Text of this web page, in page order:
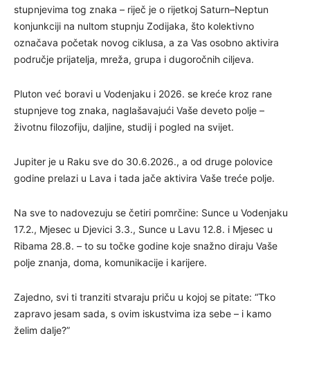
stupnjevima tog znaka – riječ je o rijetkoj Saturn–Neptun
konjunkciji na nultom stupnju Zodijaka, što kolektivno
označava početak novog ciklusa, a za Vas osobno aktivira
područje prijatelja, mreža, grupa i dugoročnih ciljeva.
Pluton već boravi u Vodenjaku i 2026. se kreće kroz rane
stupnjeve tog znaka, naglašavajući Vaše deveto polje –
životnu filozofiju, daljine, studij i pogled na svijet.
Jupiter je u Raku sve do 30.6.2026., a od druge polovice
godine prelazi u Lava i tada jače aktivira Vaše treće polje.
Na sve to nadovezuju se četiri pomrčine: Sunce u Vodenjaku
17.2., Mjesec u Djevici 3.3., Sunce u Lavu 12.8. i Mjesec u
Ribama 28.8. – to su točke godine koje snažno diraju Vaše
polje znanja, doma, komunikacije i karijere.
Zajedno, svi ti tranziti stvaraju priču u kojoj se pitate: “Tko
zapravo jesam sada, s ovim iskustvima iza sebe – i kamo
želim dalje?”